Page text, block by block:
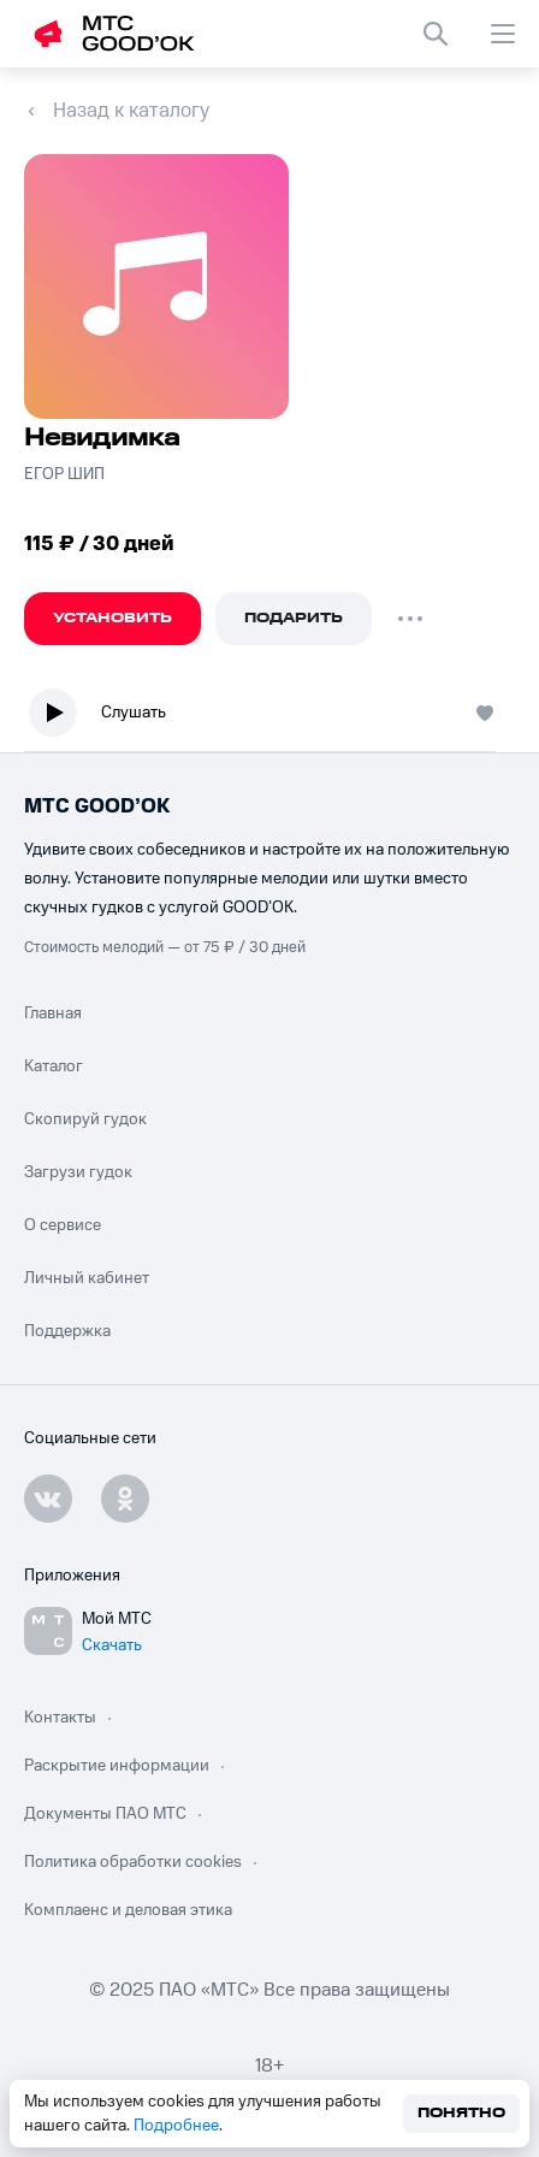
Назад к каталогу
Невидимка
ЕГОР ШИП
115 ₽ / 30 дней
УСТАНОВИТЬ ПОДАРИТЬ
Слушать
Мы используем cookies для улучшения работы
нашего сайта. Подробнее.
ПОНЯТНО
МТС GOOD’OK
Удивите своих собеседников и настройте их на положительную
волну. Установите популярные мелодии или шутки вместо
скучных гудков с услугой GOOD’OK.
Стоимость мелодий — от 75 ₽ / 30 дней
Главная
Каталог
Скопируй гудок
Загрузи гудок
О сервисе
Личный кабинет
Поддержка
Социальные сети
Приложения
Мой МТС
Скачать
Контакты
Раскрытие информации
Документы ПАО МТС
Политика обработки cookies
Комплаенс и деловая этика
© 2025 ПАО «МТС» Все права защищены
18+